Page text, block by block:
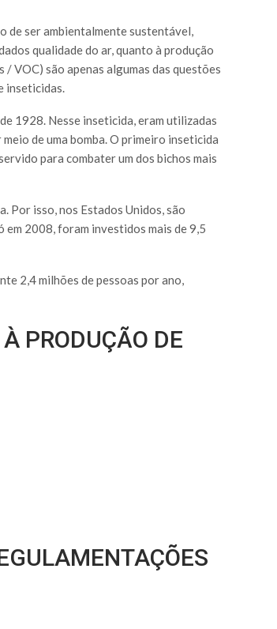
de ser ambientalmente sustentável,
qualidade do ar, quanto à produção
VOC) são apenas algumas das questões
inseticidas.
1928. Nesse inseticida, eram utilizadas
de uma bomba. O primeiro inseticida
para combater um dos bichos mais
Por isso, nos Estados Unidos, são
em 2008, foram investidos mais de 9,5
2,4 milhões de pessoas por ano,
PRODUÇÃO DE